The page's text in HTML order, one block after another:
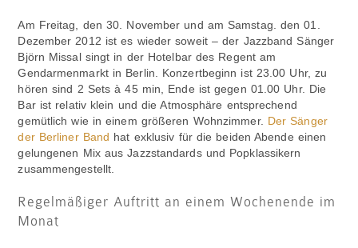
Am Freitag, den 30. November und am Samstag. den 01.
Dezember 2012 ist es wieder soweit – der Jazzband Sänger
Björn Missal singt in der Hotelbar des Regent am
Gendarmenmarkt in Berlin. Konzertbeginn ist 23.00 Uhr, zu
hören sind 2 Sets à 45 min, Ende ist gegen 01.00 Uhr. Die
Bar ist relativ klein und die Atmosphäre entsprechend
gemütlich wie in einem größeren Wohnzimmer. Der Sänger
der Berliner Band hat exklusiv für die beiden Abende einen
gelungenen Mix aus Jazzstandards und Popklassikern
zusammengestellt.
Regelmäßiger Auftritt an einem Wochenende im
Monat